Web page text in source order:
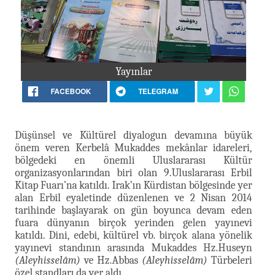
Yayınlar
FACEBOOK TELEGRAM
Düşünsel ve Kültürel diyalogun devamına büyük
önem veren Kerbelâ Mukaddes mekânlar idareleri,
bölgedeki en önemli Uluslararası Kültür
organizasyonlarından biri olan 9.Uluslararası Erbil
Kitap Fuarı’na katıldı. Irak’ın Kürdistan bölgesinde yer
alan Erbil eyaletinde düzenlenen ve 2 Nisan 2014
tarihinde başlayarak on gün boyunca devam eden
fuara dünyanın birçok yerinden gelen yayınevi
katıldı. Dini, edebi, kültürel vb. birçok alana yönelik
yayınevi standının arasında Mukaddes Hz.Huseyn
(Aleyhisselâm) ve Hz.Abbas (Aleyhisselâm) Türbeleri